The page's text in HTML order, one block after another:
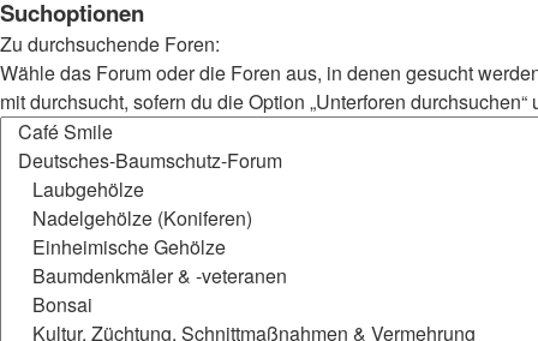
Suchoptionen
Zu durchsuchende Foren:
Wähle das Forum oder die Foren aus, in denen gesucht
mit durchsucht, sofern du die Option „Unterforen